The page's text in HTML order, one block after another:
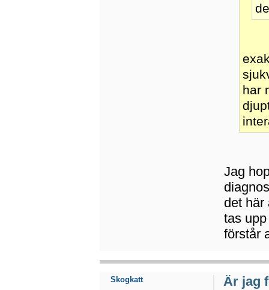
har
Jag
det här
tas
förstår
Är jag
Skogkatt